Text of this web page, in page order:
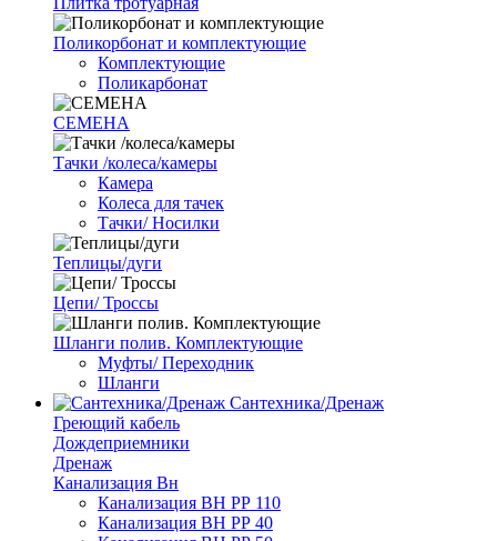
Поликорбонат и комплектующие
Комплектующие
Поликарбонат
СЕМЕНА
Тачки /колеса/камеры
Камера
Колеса для тачек
Тачки/ Носилки
Теплицы/дуги
Цепи/ Троссы
Шланги полив. Комплектующие
Муфты/ Переходник
Шланги
Сантехника/Дренаж
Греющий кабель
Дождеприемники
Дренаж
Канализация Вн
Канализация ВН РР 110
Канализация ВН РР 40